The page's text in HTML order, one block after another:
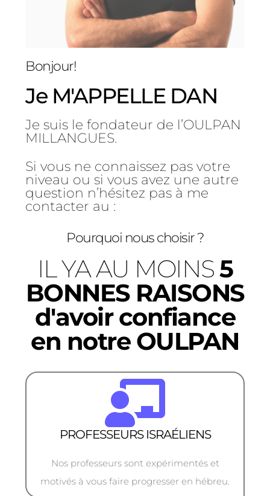
Bonjour!
Je M'APPELLE DAN
Je suis le fondateur de l’OULPAN
MILLANGUES.
Si vous ne connaissez pas votre
niveau ou si vous avez une autre
question n’hésitez pas à me
contacter au :
Pourquoi nous choisir ?
IL YA AU MOINS5
BONNES RAISONS
d'avoir confiance
en notre OULPAN
PROFESSEURS ISRAÉLIENS
Nos professeurs sont expérimentés et
motivés à vous faire progresser en hébreu.